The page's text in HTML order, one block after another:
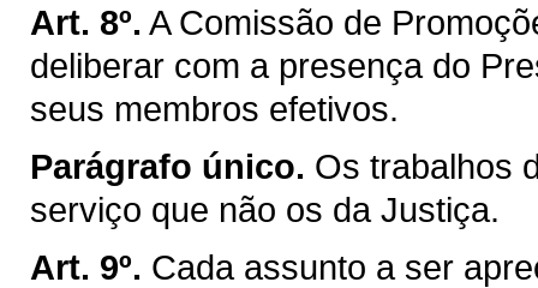
Art. 8º. A Comissão de
deliberar com a presença do
seus membros efetivos.
Parágrafo único. Os trabalhos
serviço que não os da Justiça.
Art. 9º. Cada assunto a ser